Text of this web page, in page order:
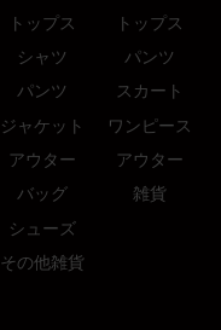
トップス
シャツ
パンツ
ジャケット
アウター
バッグ
シューズ
その他雑貨
トップス
パンツ
スカート
ワンピース
アウター
雑貨